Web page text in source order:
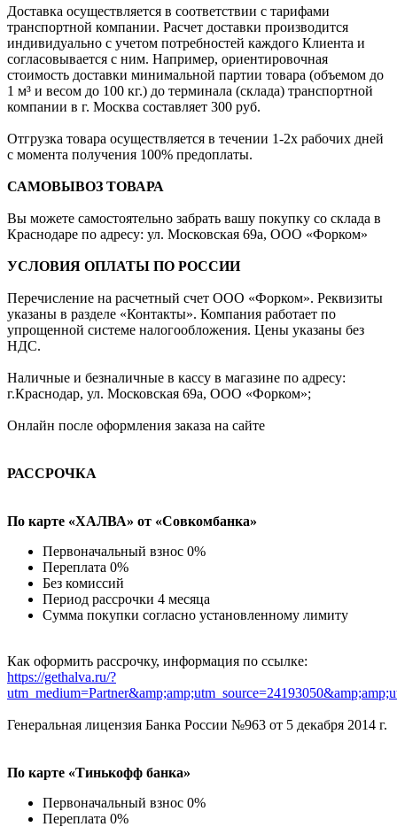
Доставка осуществляется в соответствии с тарифами
транспортной компании. Расчет доставки производится
индивидуально с учетом потребностей каждого Клиента и
согласовывается с ним. Например, ориентировочная
стоимость доставки минимальной партии товара (объемом до
1 м³ и весом до 100 кг.) до терминала (склада) транспортной
компании в г. Москва составляет 300 руб.
Отгрузка товара осуществляется в течении 1-2х рабочих дней
с момента получения 100% предоплаты.
САМОВЫВОЗ ТОВАРА
Вы можете самостоятельно забрать вашу покупку со склада в
Краснодаре по адресу: ул. Московская 69а, ООО «Форком»
УСЛОВИЯ ОПЛАТЫ ПО РОССИИ
Перечисление на расчетный счет ООО «Форком». Реквизиты
указаны в разделе «Контакты». Компания работает по
упрощенной системе налогообложения. Цены указаны без
НДС.
Наличные и безналичные в кассу в магазине по адресу:
г.Краснодар, ул. Московская 69а, ООО «Форком»;
Онлайн после оформления заказа на сайте
РАССРОЧКА
По карте «ХАЛВА» от «Совкомбанка»
Первоначальный взнос 0%
Переплата 0%
Без комиссий
Период рассрочки 4 месяца
Сумма покупки согласно установленному лимиту
Как оформить рассрочку, информация по ссылке:
https://gethalva.ru/?
Генеральная лицензия Банка России №963 от 5 декабря 2014 г.
По карте «Тинькофф банка»
Первоначальный взнос 0%
Переплата 0%